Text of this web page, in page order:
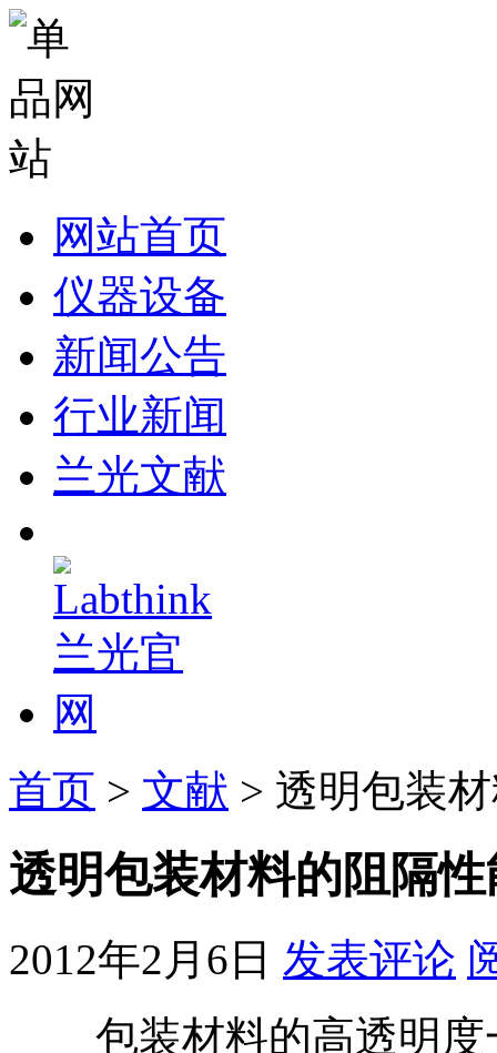
网站首页
仪器设备
新闻公告
行业新闻
兰光文献
首页 > 文献 > 透明包装
透明包装材料的阻隔
2012年2月6日 发表评论
包装材料的高透明度